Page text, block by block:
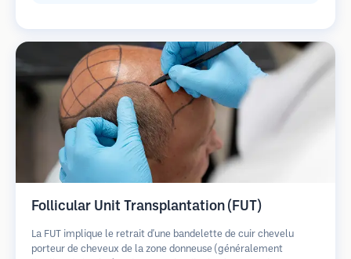
Follicular Unit Transplantation (FUT)
La FUT implique le retrait d'une bandelette de cuir chevelu
porteur de cheveux de la zone donneuse (généralement